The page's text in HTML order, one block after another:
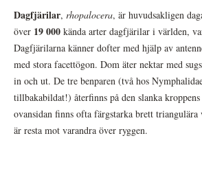
Dagfjärilar, rhopalocera, är huvudsakligen
över 19 000 kända arter dagfjärilar i världen,
Dagfjärilarna känner dofter med hjälp av
med stora facettögon. Dom äter nektar med
in och ut. De tre benparen (två hos
tillbakabildat!) återfinns på den slanka
ovansidan finns ofta färgstarka brett
är resta mot varandra över ryggen.